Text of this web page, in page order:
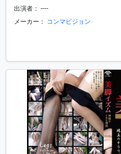
出演者： ----
メーカー： コンマビジョン